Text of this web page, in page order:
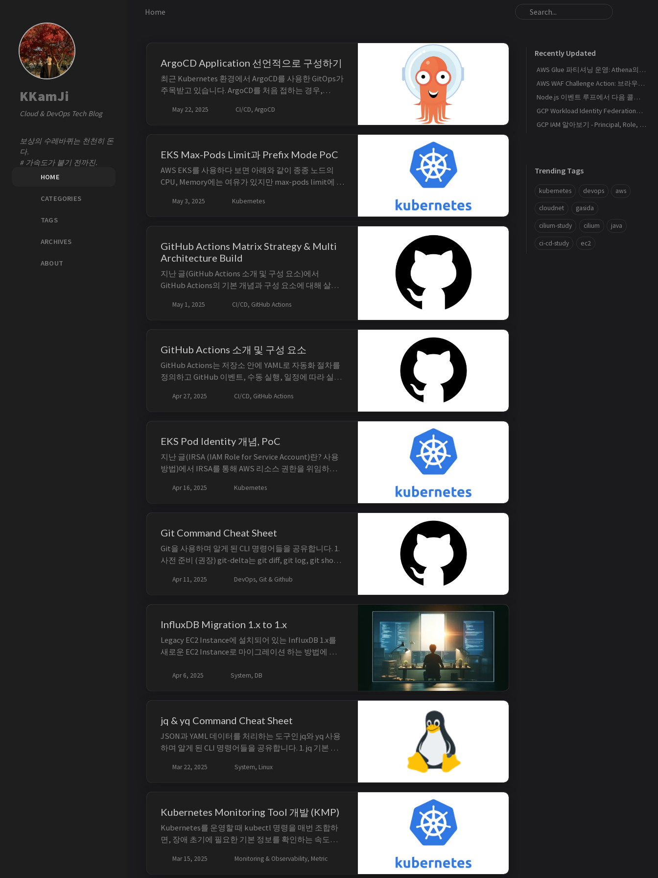
KKamJi
Cloud & DevOps Tech Blog
보상의 수레바퀴는 천천히 돈
다.
# 가속도가 붙기 전까진.
HOME
CATEGORIES
TAGS
ARCHIVES
ABOUT
Home
ArgoCD Application 선언적으로 구성하기
최근 Kubernetes 환경에서 ArgoCD를 사용한 GitOps가
주목받고 있습니다. ArgoCD를 처음 접하는 경우,
우는 경우가 많습니다. 하지만 배포할 애플리케이션이
May 22, 2025 CI/CD, ArgoCD
EKS Max-Pods Limit과 Prefix Mode PoC
AWS EKS를 사용하다 보면 아래와 같이 종종 노드의
CPU, Memory에는 여유가 있지만 max-pods limit에 의
게 됩니다. ❯ kubectl get po NAME ...
May 3, 2025 Kubernetes
GitHub Actions Matrix Strategy & Multi
Architecture Build
지난 글(GitHub Actions 소개 및 구성 요소)에서
GitHub Actions의 기본 개념과 구성 요소에 대해 살펴
해 알아보고 해당 기능을 활용해 여러 플랫폼 또는 환
다. 1...
May 1, 2025 CI/CD, GitHub Actions
GitHub Actions 소개 및 구성 요소
GitHub Actions는 저장소 안에 YAML로 자동화 절차를
정의하고 GitHub 이벤트, 수동 실행, 일정에 따라 실행
릴리스 준비처럼 GitHub의 변경 흐름과 연결된 작업에
Apr 27, 2025 CI/CD, GitHub Actions
EKS Pod Identity 개념, PoC
지난 글(IRSA (IAM Role for Service Account)란? 사용
방법)에서 IRSA를 통해 AWS 리소스 권한을 위임하는
Pod 단위로 IAM 자격 증명을 제공하는 새로운 기능입
Apr 16, 2025 Kubernetes
Git Command Cheat Sheet
Git을 사용하며 알게 된 CLI 명령어들을 공유합니다. 1.
사전 준비 (권장) git-delta는 git diff, git log, git show
Ubuntu/Debian sudo apt-get update sudo apt-get
Apr 11, 2025 DevOps, Git & Github
InfluxDB Migration 1.x to 1.x
Legacy EC2 Instance에 설치되어 있는 InfluxDB 1.x를
새로운 EC2 Instance로 마이그레이션 하는 방법에 대
과 실제 구성 시 주의할 지점을 정리합니다. 주요 키워
Apr 6, 2025 System, DB
jq & yq Command Cheat Sheet
JSON과 YAML 데이터를 처리하는 도구인 jq와 yq 사용
하며 알게 된 CLI 명령어들을 공유합니다. 1. jq 기본 사
jq '.' <<< '{"name":"John","age":3...
Mar 22, 2025 System, Linux
Kubernetes Monitoring Tool 개발 (KMP)
Kubernetes를 운영할 때 kubectl 명령을 매번 조합하
면, 장애 초기에 필요한 기본 정보를 확인하는 속도가
Tool(KMP)은 이벤트, 재시작, 이전 컨테이너 로그,
Mar 15, 2025 Monitoring & Observability, Metric
Recently Updated
AWS Glue 파티셔닝 운영: Athena의 S3 스캔량을 줄이는 Catalog와 Projection 설계
AWS WAF Challenge Action: 브라우저 토큰과 SPA 요청 경계를 이해하기
Node.js 이벤트 루프에서 다음 콜백이 실행되는 순서
GCP Workload Identity Federation으로 외부 워크로드에 키 없이 권한 부여하기
GCP IAM 알아보기 - Principal, Role, Policy, Service Account
Trending Tags
kubernetes devops aws
cloudnet gasida
cilium-study cilium java
ci-cd-study ec2